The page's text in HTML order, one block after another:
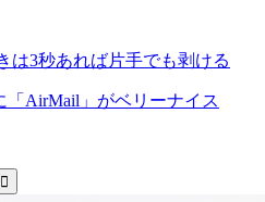
は3秒あれば片手でも剥ける
「AirMail」がベリーナイス